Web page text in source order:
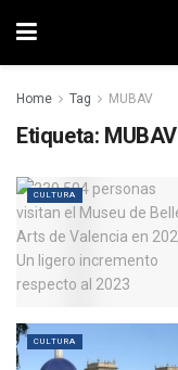
Home Tag MUBAV
Etiqueta: MUBAV
CULTURA
CULTURA